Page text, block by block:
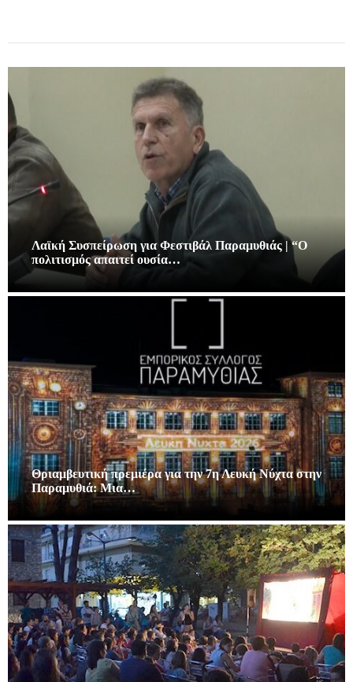
Λαϊκή Συσπείρωση για Φεστιβάλ Παραμυθιάς | “Ο
πολιτισμός απαιτεί ουσία…
Θριαμβευτική πρεμιέρα για την 7η Λευκή Νύχτα στην
Παραμυθιά: Μια…